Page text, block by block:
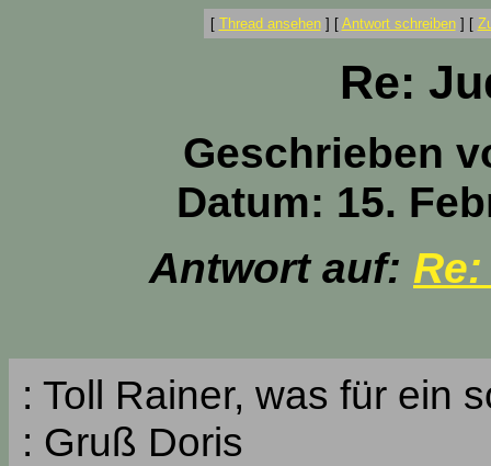
[ Thread ansehen] [ Antwort schreiben] [
Re:
Geschrieben
Datum: 15.
Antwort auf:
: Toll Rainer, was für ein
: Gruß Doris